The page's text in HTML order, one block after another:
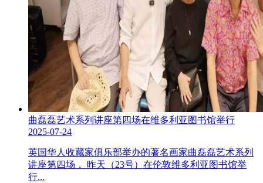
曲磊磊艺术系列讲座第四场在维多利亚图书馆举行
2025-07-24
英国华人收藏家俱乐部举办的著名画家曲磊磊艺术系列
讲座第四场， 昨天（23号）在伦敦维多利亚图书馆举
行...